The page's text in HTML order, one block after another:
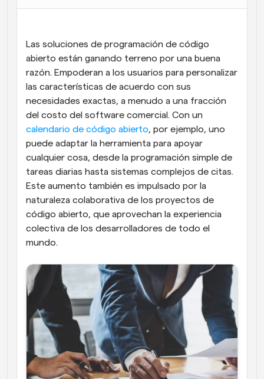
Programación potenciadda con llamadas
impulsadas por IA
Blog
Mantente al día con las últimas noticias y
actualizaciones
Reuniones Instantáneas
Reúnete con clientes en minutos
Enlaces de Grupo Dinámico
Reserva reuniones de forma fluida con varias personas
Webhooks
Recibe notificaciones cuando ocurra algo
Las soluciones de programación de código
abierto están ganando terreno por una buena
razón. Empoderan a los usuarios para personalizar
las características de acuerdo con sus
necesidades exactas, a menudo a una fracción
del costo del software comercial. Con un
calendario de código abierto, por ejemplo, uno
puede adaptar la herramienta para apoyar
cualquier cosa, desde la programación simple de
tareas diarias hasta sistemas complejos de citas.
Este aumento también es impulsado por la
naturaleza colaborativa de los proyectos de
código abierto, que aprovechan la experiencia
colectiva de los desarrolladores de todo el
mundo.